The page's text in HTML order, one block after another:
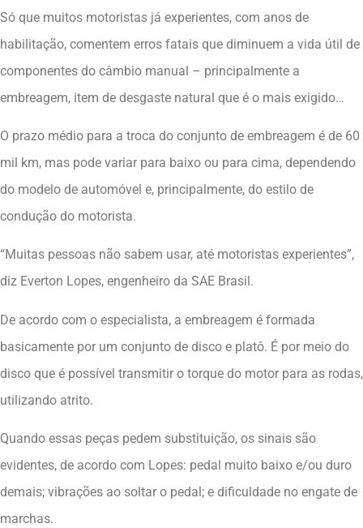
Só que muitos motoristas já experientes, com anos de
habilitação, comentem erros fatais que diminuem a vida útil de
componentes do câmbio manual – principalmente a
embreagem, item de desgaste natural que é o mais exigido…
O prazo médio para a troca do conjunto de embreagem é de 60
mil km, mas pode variar para baixo ou para cima, dependendo
do modelo de automóvel e, principalmente, do estilo de
condução do motorista.
“Muitas pessoas não sabem usar, até motoristas experientes”,
diz Everton Lopes, engenheiro da SAE Brasil.
De acordo com o especialista, a embreagem é formada
basicamente por um conjunto de disco e platô. É por meio do
disco que é possível transmitir o torque do motor para as rodas,
utilizando atrito.
Quando essas peças pedem substituição, os sinais são
evidentes, de acordo com Lopes: pedal muito baixo e/ou duro
demais; vibrações ao soltar o pedal; e dificuldade no engate de
marchas.